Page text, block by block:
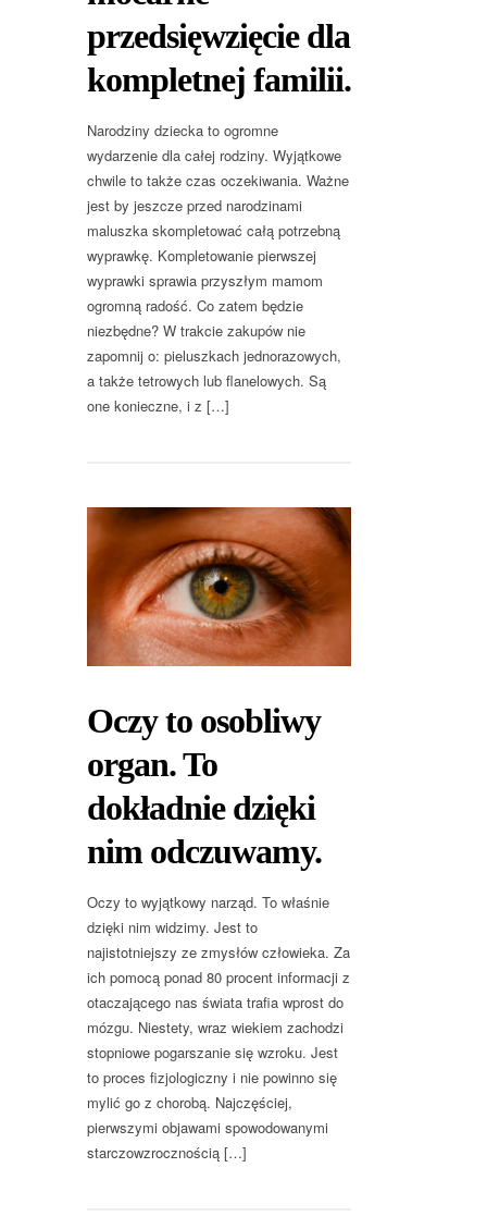
przedsięwzięcie dla
kompletnej familii.
Narodziny dziecka to ogromne
wydarzenie dla całej rodziny. Wyjątkowe
chwile to także czas oczekiwania. Ważne
jest by jeszcze przed narodzinami
maluszka skompletować całą potrzebną
wyprawkę. Kompletowanie pierwszej
wyprawki sprawia przyszłym mamom
ogromną radość. Co zatem będzie
niezbędne? W trakcie zakupów nie
zapomnij o: pieluszkach jednorazowych,
a także tetrowych lub flanelowych. Są
one konieczne, i z […]
Oczy to osobliwy
organ. To
dokładnie dzięki
nim odczuwamy.
Oczy to wyjątkowy narząd. To właśnie
dzięki nim widzimy. Jest to
najistotniejszy ze zmysłów człowieka. Za
ich pomocą ponad 80 procent informacji z
otaczającego nas świata trafia wprost do
mózgu. Niestety, wraz wiekiem zachodzi
stopniowe pogarszanie się wzroku. Jest
to proces fizjologiczny i nie powinno się
mylić go z chorobą. Najczęściej,
pierwszymi objawami spowodowanymi
starczowzrocznością […]